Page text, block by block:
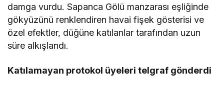
damga vurdu. Sapanca Gölü manzarası eşliğinde
gökyüzünü renklendiren havai fişek gösterisi ve
özel efektler, düğüne katılanlar tarafından uzun
süre alkışlandı.
Katılamayan protokol üyeleri telgraf gönderdi